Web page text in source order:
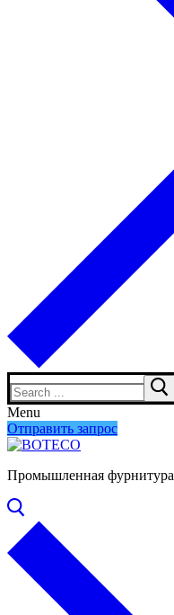
Search
for:
Menu
Отправить запрос
Промышленная фурнитура